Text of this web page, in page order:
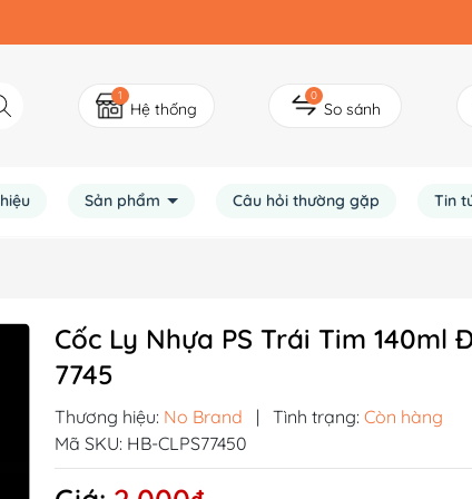
1
Hệ thống
0
So sánh
Sản phẩm Câu hỏi thường gặp Tin
Cốc Ly Nhựa PS Trái Tim 140ml
7745
Thương hiệu: No Brand | Tình trạng: Còn hàng
Mã SKU: HB-CLPS77450